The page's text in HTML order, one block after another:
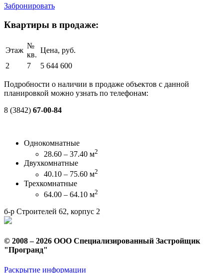
Забронировать
Квартиры в продаже:
Этаж
№
кв.
Цена, руб.
2
7 5 644 600
Подробности о наличии в продаже объектов с данной
планировкой можно узнать по телефонам:
8 (3842) 67-00-84
Однокомнатные
28.60 – 37.40 м2
Двухкомнатные
40.10 – 75.60 м2
Трехкомнатные
64.00 – 64.10 м2
б-р Строителей 62, корпус 2
© 2008 – 2026 ООО Специализированный Застройщик
"Програнд"
Раскрытие информации